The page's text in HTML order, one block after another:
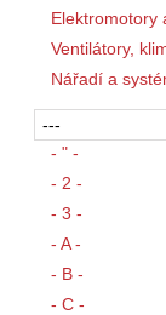
Elektromotory
Ventilátory,
Nářadí a
- " -
- 2 -
- 3 -
- A -
- B -
- C -